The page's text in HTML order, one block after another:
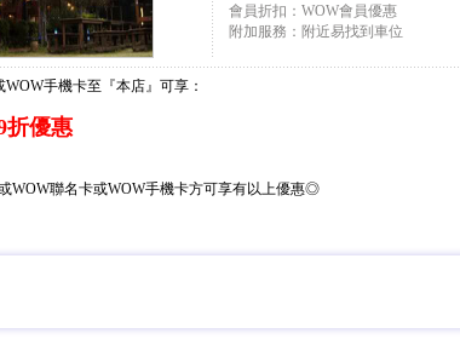
會員折扣：WOW會員優惠
附加服務：附近易找到車位
手機卡至『本店』可享：
折優惠
WOW聯名卡或WOW手機卡方可享有以上優惠◎